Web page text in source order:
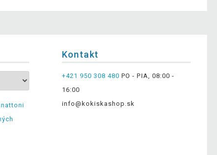
Kontakt
+421 950 308 480 PO - PIA, 08:00 -
16:00
info@kokiskashop.sk